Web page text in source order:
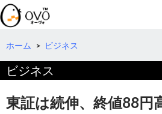
検
索
コ
テ
へ
移
動
ホーム > ビジネス
ビジネス
東証は続伸、終値88円